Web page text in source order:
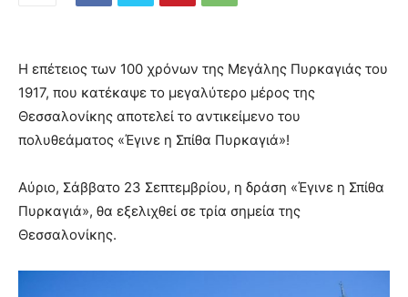
Η επέτειος των 100 χρόνων της Μεγάλης Πυρκαγιάς του
1917, που κατέκαψε το μεγαλύτερο μέρος της
Θεσσαλονίκης αποτελεί το αντικείμενο του
πολυθεάματος «Έγινε η Σπίθα Πυρκαγιά»!
Αύριο, Σάββατο 23 Σεπτεμβρίου, η δράση «Έγινε η Σπίθα
Πυρκαγιά», θα εξελιχθεί σε τρία σημεία της
Θεσσαλονίκης.